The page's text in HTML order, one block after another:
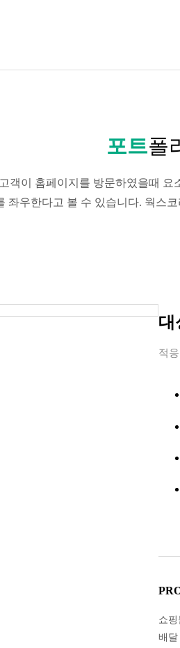
포트폴
객이 홈페이지를 방문하였을때
좌우한다고 볼 수 있습니다. 웍스
대
적
쇼
배달